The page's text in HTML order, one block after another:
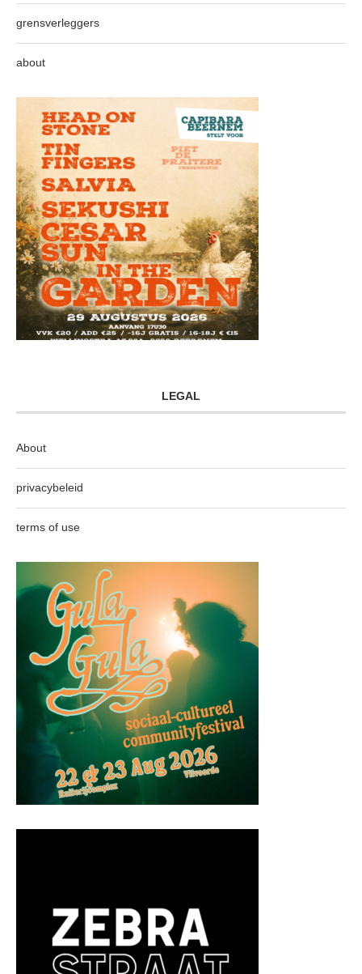
grensverleggers
about
LEGAL
About
privacybeleid
terms of use